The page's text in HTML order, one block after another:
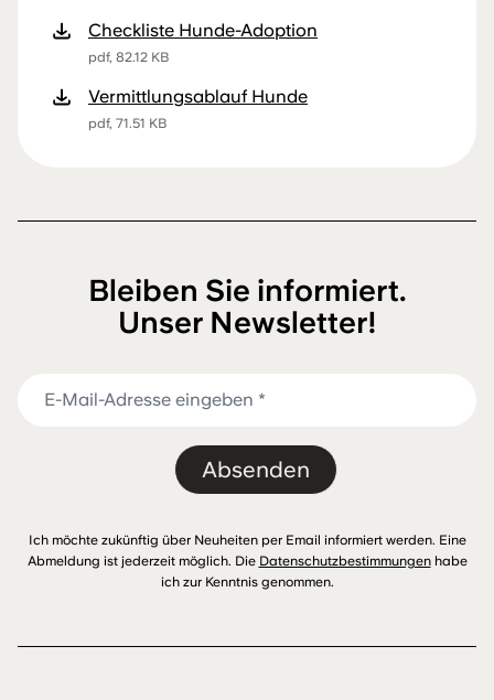
Checkliste Hunde-Adoption
pdf, 82.12 KB
Vermittlungsablauf Hunde
pdf, 71.51 KB
Bleiben Sie informiert.
Unser Newsletter!
Absenden
Ich möchte zukünftig über Neuheiten per Email informiert werden. Eine
Abmeldung ist jederzeit möglich. Die Datenschutzbestimmungenhabe
ich zur Kenntnis genommen.